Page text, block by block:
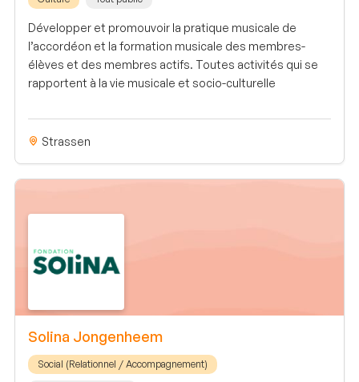
Développer et promouvoir la pratique musicale de
l’accordéon et la formation musicale des membres-
élèves et des membres actifs. Toutes activités qui se
rapportent à la vie musicale et socio-culturelle
Strassen
Solina Jongenheem
Social (Relationnel / Accompagnement)